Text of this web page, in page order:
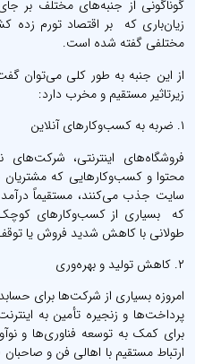
گوناگونی از جنبه‌های مختلف بر جای
زیان‌باری که بر اقتصاد تورم زده
مختلفی گفته شده است.
از این جنبه به طور کلی می‌توان
زیرتاثیر مستقیم و مخرب دارد:
۱. ضربه به کسب‌وکارهای آنلاین
فروشگاه‌های اینترنتی، شرکت‌های
محتوا و کسب‌وکارهایی که مشتریان
سایت جذب می‌کنند، مستقیماً
که بسیاری از کسب‌وکارهای
طولانی با کاهش شدید فروش یا
۲. کاهش تولید و بهره‌وری
امروزه بسیاری از شرکت‌ها برای
پرداخت‌ها و زنجیره تأمین به
برای کمک به توسعه فناوری‌ها و
ارتباط مستقیم با اهالی فن و